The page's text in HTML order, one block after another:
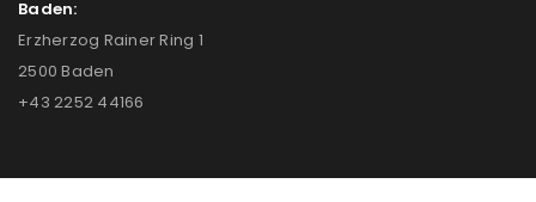
Baden:
Erzherzog Rainer Ring 1
2500 Baden
+43 2252 44166